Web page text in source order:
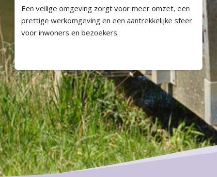
Een veilige omgeving zorgt voor meer omzet, een
prettige werkomgeving en een aantrekkelijke sfeer
voor inwoners en bezoekers.